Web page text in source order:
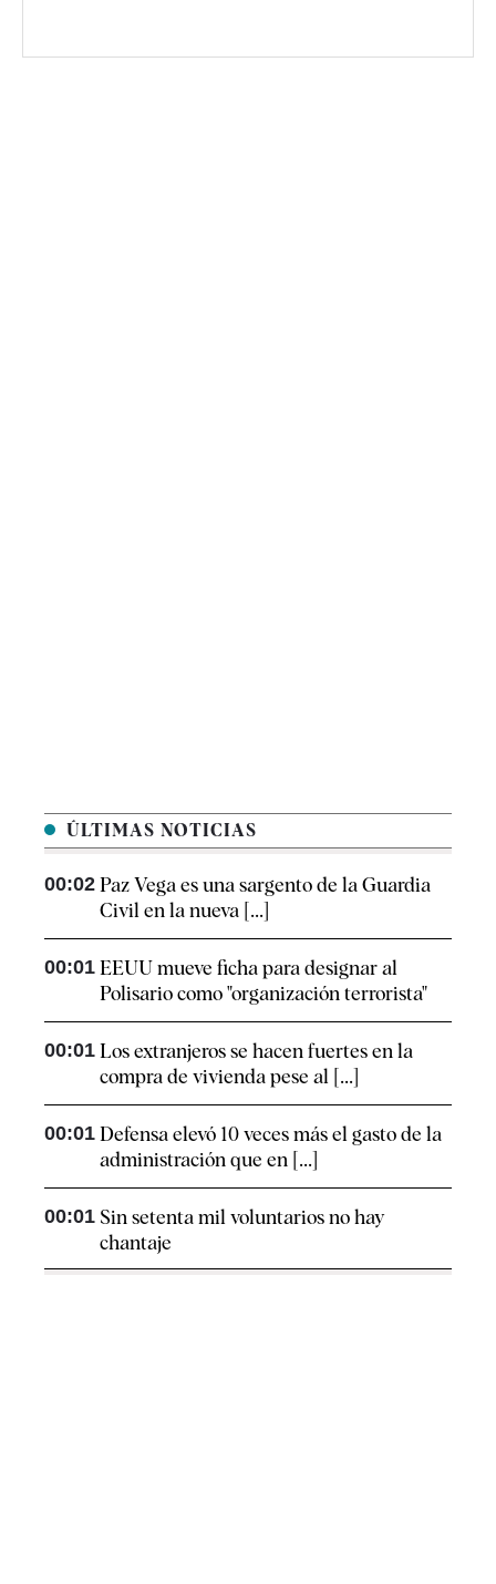
ÚLTIMAS NOTICIAS
00:02 Paz Vega es una sargento de la Guardia
Civil en la nueva [...]
00:01 EEUU mueve ficha para designar al
Polisario como "organización terrorista"
00:01 Los extranjeros se hacen fuertes en la
compra de vivienda pese al [...]
00:01 Defensa elevó 10 veces más el gasto de la
administración que en [...]
00:01 Sin setenta mil voluntarios no hay
chantaje